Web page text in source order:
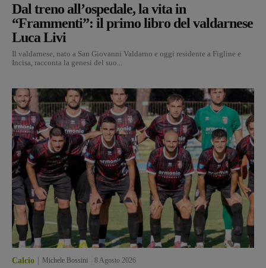
Dal treno all’ospedale, la vita in
“Frammenti”: il primo libro del valdarnese
Luca Livi
Il valdarnese, nato a San Giovanni Valdarno e oggi residente a Figline e
Incisa, racconta la genesi del suo...
Calcio Michele Bossini 8 Agosto 2026